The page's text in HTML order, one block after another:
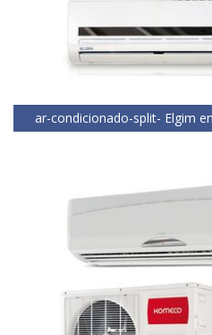
ar-condicionado-split- Elgim